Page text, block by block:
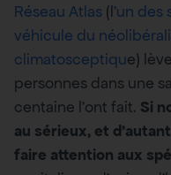
Réseau Atlas (l’un des
véhicule du
climatosceptique)
personnes dans une
centaine l’ont fait. Si
au sérieux, et
faire attention aux